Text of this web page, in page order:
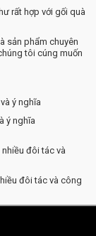
rất hợp với gối quà
sản phẩm chuyên
tôi cúng muốn
ý nghĩa
đôi tác và công